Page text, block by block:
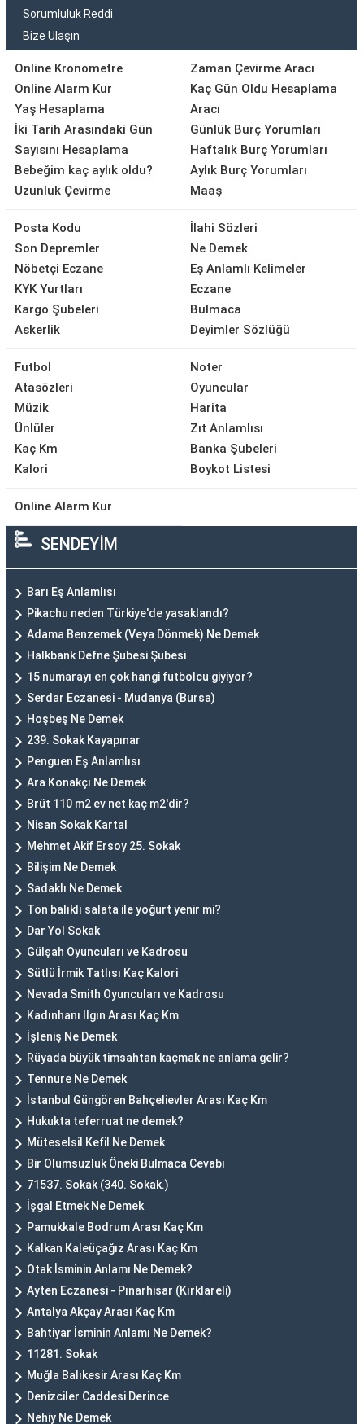
Sorumluluk Reddi
Bize Ulaşın
Online Kronometre
Online Alarm Kur
Yaş Hesaplama
İki Tarih Arasındaki Gün
Sayısını Hesaplama
Bebeğim kaç aylık oldu?
Uzunluk Çevirme
Zaman Çevirme Aracı
Kaç Gün Oldu Hesaplama
Aracı
Günlük Burç Yorumları
Haftalık Burç Yorumları
Aylık Burç Yorumları
Maaş
Posta Kodu
Son Depremler
Nöbetçi Eczane
KYK Yurtları
Kargo Şubeleri
Askerlik
İlahi Sözleri
Ne Demek
Eş Anlamlı Kelimeler
Eczane
Bulmaca
Deyimler Sözlüğü
Futbol
Atasözleri
Müzik
Ünlüler
Kaç Km
Kalori
Noter
Oyuncular
Harita
Zıt Anlamlısı
Banka Şubeleri
Boykot Listesi
Online Alarm Kur
SENDEYİM
Barı Eş Anlamlısı
Pikachu neden Türkiye'de yasaklandı?
Adama Benzemek (Veya Dönmek) Ne Demek
Halkbank Defne Şubesi Şubesi
15 numarayı en çok hangi futbolcu giyiyor?
Serdar Eczanesi - Mudanya (Bursa)
Hoşbeş Ne Demek
239. Sokak Kayapınar
Penguen Eş Anlamlısı
Ara Konakçı Ne Demek
Brüt 110 m2 ev net kaç m2'dir?
Nisan Sokak Kartal
Mehmet Akif Ersoy 25. Sokak
Bilişim Ne Demek
Sadaklı Ne Demek
Ton balıklı salata ile yoğurt yenir mi?
Dar Yol Sokak
Gülşah Oyuncuları ve Kadrosu
Sütlü İrmik Tatlısı Kaç Kalori
Nevada Smith Oyuncuları ve Kadrosu
Kadınhanı Ilgın Arası Kaç Km
İşleniş Ne Demek
Rüyada büyük timsahtan kaçmak ne anlama gelir?
Tennure Ne Demek
İstanbul Güngören Bahçelievler Arası Kaç Km
Hukukta teferruat ne demek?
Müteselsil Kefil Ne Demek
Bir Olumsuzluk Öneki Bulmaca Cevabı
71537. Sokak (340. Sokak.)
İşgal Etmek Ne Demek
Pamukkale Bodrum Arası Kaç Km
Kalkan Kaleüçağız Arası Kaç Km
Otak İsminin Anlamı Ne Demek?
Ayten Eczanesi - Pınarhisar (Kırklareli)
Antalya Akçay Arası Kaç Km
Bahtiyar İsminin Anlamı Ne Demek?
11281. Sokak
Muğla Balıkesir Arası Kaç Km
Denizciler Caddesi Derince
Nehiy Ne Demek